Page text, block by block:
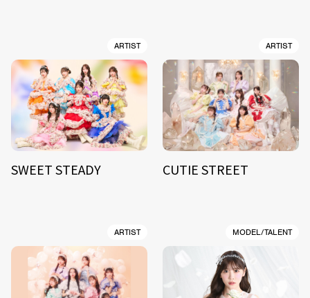
ARTIST
SWEET STEADY
ARTIST
CUTIE STREET
ARTIST MODEL/TALENT